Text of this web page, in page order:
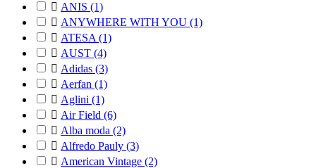
 ANIS (1)
 ANYWHERE WITH YOU (1)
 ATESA (1)
 AUST (4)
 Adidas (3)
 Aerfan (1)
 Aglini (1)
 Air Field (6)
 Alba moda (2)
 Alfredo Pauly (3)
 American Vintage (2)